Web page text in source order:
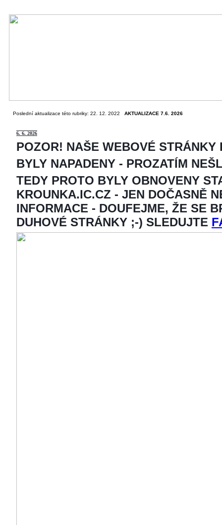
Poslední aktualizace této rubriky: 22. 12. 2022 AKTUALIZACE 7.6. 2026
6. 6. 2026
POZOR! NAŠE WEBOVÉ STRÁNKY
BYLY NAPADENY - PROZATÍM
TEDY PROTO BYLY OBNOVENY
KROUNKA.IC.CZ - JEN DOČASNĚ
INFORMACE - DOUFEJME, ŽE SE
DUHOVÉ STRÁNKY ;-) SLEDUJTE